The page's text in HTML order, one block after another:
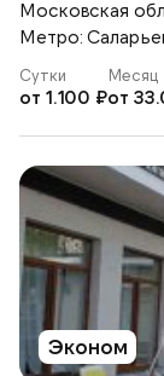
Московская
Метро:
Сутки
от 1.100 ₽
Месяц
от
Эконом